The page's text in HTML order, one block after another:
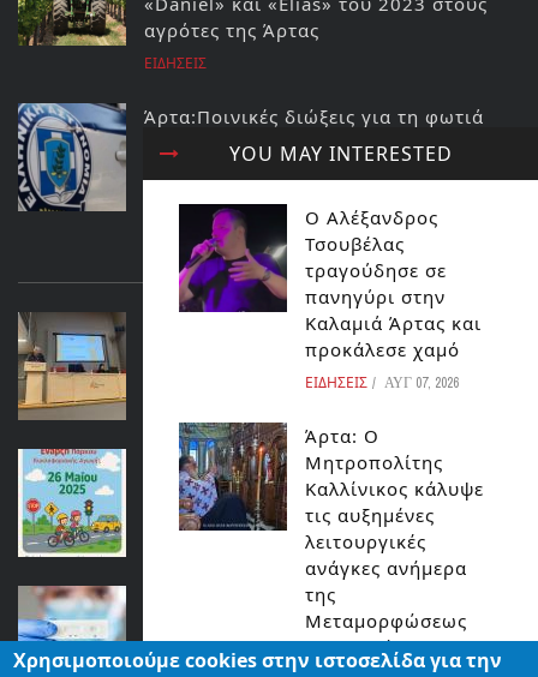
YOU MAY INTERESTED
Ο Αλέξανδρος
Τσουβέλας
τραγούδησε σε
πανηγύρι στην
Καλαμιά Άρτας και
προκάλεσε χαμό
ΕΙΔΗΣΕΙΣ ΑΥΓ 07, 2026
Άρτα: Ο
Μητροπολίτης
Καλλίνικος κάλυψε
τις αυξημένες
λειτουργικές
ανάγκες ανήμερα
της
Μεταμορφώσεως
του Σωτήρος
αγρότες της Άρτας
ΕΙΔΗΣΕΙΣ
Άρτα:Ποινικές διώξεις για τη φωτιά
στο ΚΥΤ Αράχθου Στον εισαγγελέα ο
διευθυντής και ο τεχνικός ασφαλείας
ΔΙΑΒΑΣΤΕ ΕΠΙΣΗΣ...
ΑΡΤΑ: ΤΕΛΙΚΟ ΣΥΝΕΔΡΙΟ ΤΟΥ ΕΡΓΟΥ
SMENSWICT ΣΤΟ ΕΠΙΜΕΛΗΤΗΡΙΟ
Άρτα:Έναρξη Λειτουργίας Πάρκου
Κυκλοφοριακής Αγωγής
ΕΙΔΗΣΕΙΣ
ΔΩΡΕΑΝ RAPID TEST ΣΗΜΕΡΑ
Χρησιμοποιούμε cookies στην ιστοσελίδα για την